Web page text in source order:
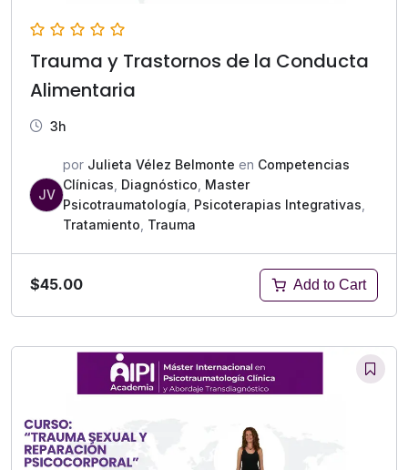
Trauma y Trastornos de la Conducta
Alimentaria
3h
JV
por Julieta Vélez Belmonte en Competencias
Clínicas Diagnóstico Master
Psicotraumatología Psicoterapias Integrativas
Tratamiento Trauma
$45.00 Add to Cart